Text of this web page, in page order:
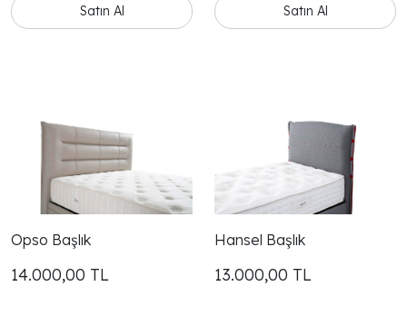
Opso Başlık
14.000,00 TL
Hansel Başlık
13.000,00 TL